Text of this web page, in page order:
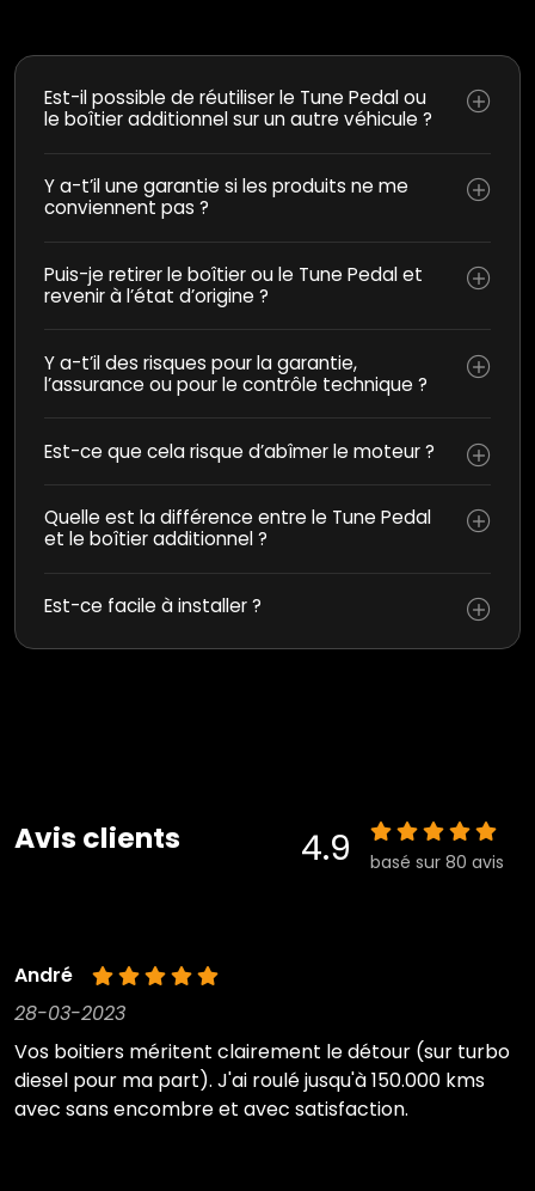
Est-il possible de réutiliser le Tune Pedal ou
le boîtier additionnel sur un autre véhicule ?
Y a-t’il une garantie si les produits ne me
conviennent pas ?
Puis-je retirer le boîtier ou le Tune Pedal et
revenir à l’état d’origine ?
Y a-t’il des risques pour la garantie,
l’assurance ou pour le contrôle technique ?
Est-ce que cela risque d’abîmer le moteur ?
Quelle est la différence entre le Tune Pedal
et le boîtier additionnel ?
Est-ce facile à installer ?
Avis clients 4.9 basé sur 80 avis
André
28-03-2023
Vos boitiers méritent clairement le détour (sur turbo
diesel pour ma part). J'ai roulé jusqu'à 150.000 kms
avec sans encombre et avec satisfaction.